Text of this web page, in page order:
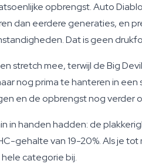
opbrengst. Auto
dan eerdere generaties, en
Dat is geen
stretch mee, terwijl de Big
nog prima te hanteren in een
en de opbrengst nog verder
handen hadden: de
gehalte van 19-20%. Als je
categorie bij.